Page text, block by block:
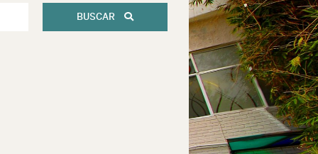
BUSCAR